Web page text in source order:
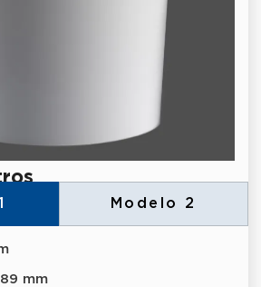
Modelo 2
mm